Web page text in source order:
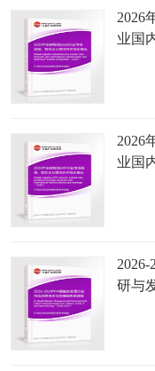
2026
业国
2026
业国
研与